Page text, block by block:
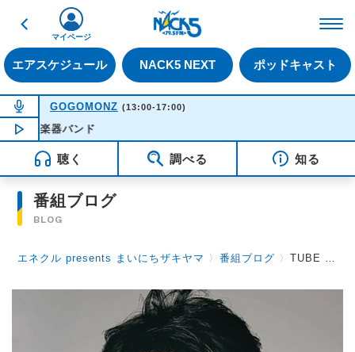
戻る
エアスケジュール NACK5 NEXT ポッドキャスト
マイページ
NOW ON AIR
GOGOMONZ (13:00-17:00)
NOW PLAYING
- 和楽器バンド
聴く 調べる 知る
番組ブログ
BLOG
エネクル presents まいにちザキヤマ 〉番組ブログ 〉TUBE 前田亘輝さんから学んだ音楽情報